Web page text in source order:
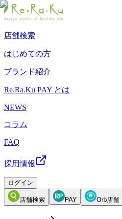
店舗検索
はじめての方
ブランド紹介
Re.Ra.Ku PAY とは
NEWS
コラム
FAQ
採用情報
ログイン
店舗検索 PAY Orb店舗